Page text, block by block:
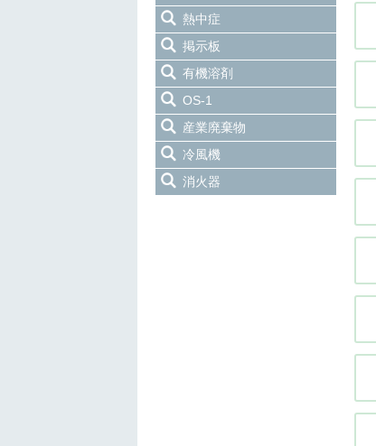
熱中症
掲示板
有機溶剤
OS-1
産業廃棄物
冷風機
消火器